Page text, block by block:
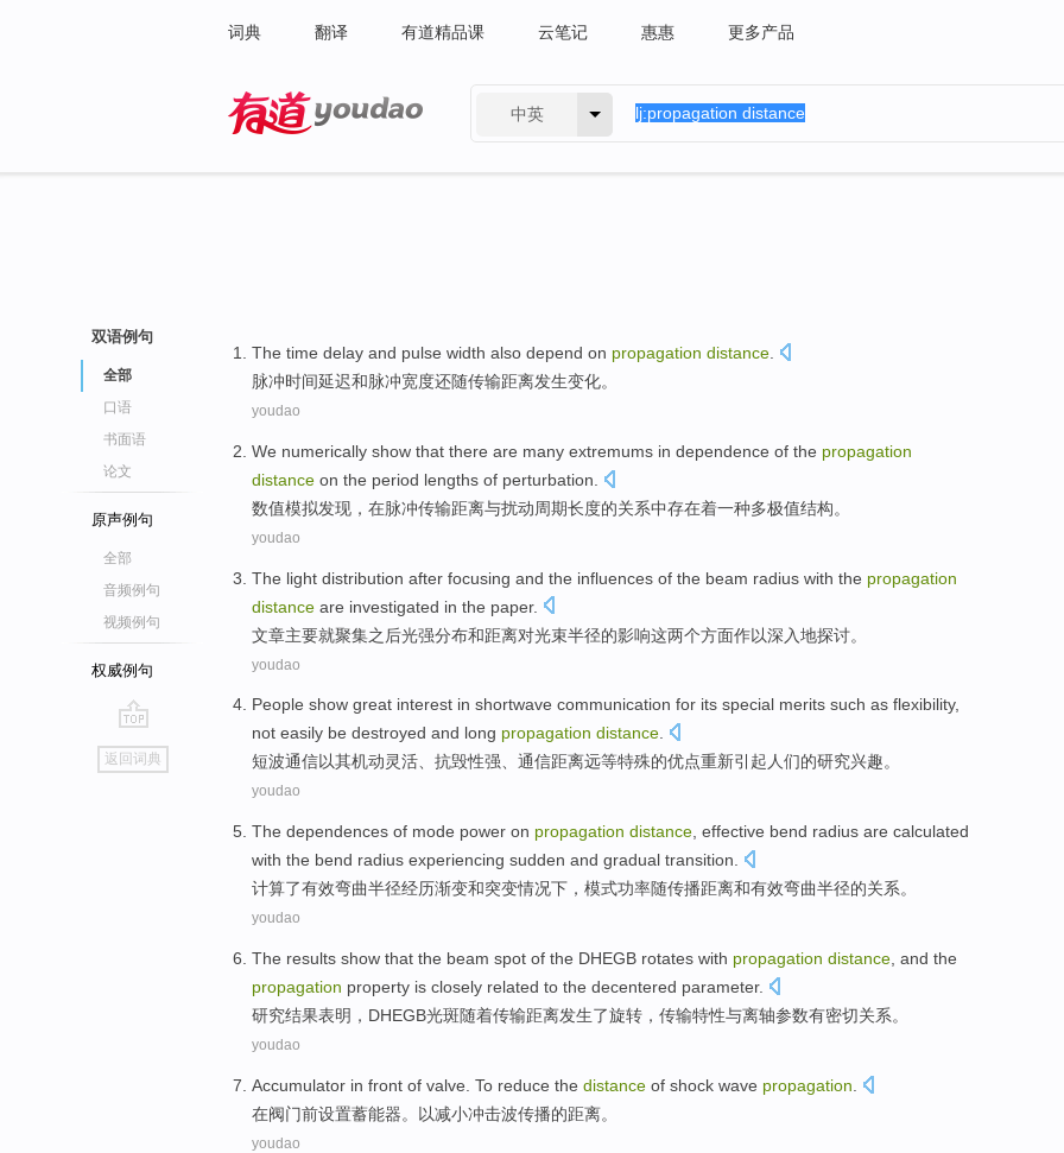
词典 翻译 有道精品课 云笔记 惠惠 更多产品
中英
双语例句
全部
口语
书面语
论文
原声例句
全部
音频例句
视频例句
权威例句
go
top
返回词典
The time delay and pulse width also depend on propagation distance
脉冲时间延迟和脉冲宽度还随传输距离发生变化。
youdao
We numerically show that there are many extremums in dependence of the propagation
distance on the period lengths of perturbation
数值模拟发现 ， 在脉冲传输距离与扰动周期长度的关系中存在着一种多极值结构。
youdao
The light distribution after focusing and the influences of the beam radius with the propagation
distance are investigated in the paper.
文章主要就聚集之后光强分布和距离对光束半径的影响这两个方面作以深入地探讨。
youdao
People show great interest in shortwave communication for its special merits such as flexibility,
not easily be destroyed and long propagation distance.
短波通信以其机动灵活、抗毁性强、通信距离远等特殊的优点重新引起人们的研究兴趣。
youdao
The dependences of mode power on propagation distance effective bend radius are calculated
with the bend radius experiencing sudden and gradual transition.
计算了有效弯曲半径经历渐变和突变情况下， 模式功率随传播距离和有效弯曲半径的关系。
youdao
The results show that the beam spot of the DHEGB rotates with propagation distance , and the
propagation property is closely related to the decentered parameter.
研究结果表明 ， DHEGB光斑随着传输距离发生了旋转 ， 传输特性与离轴参数有密切关系。
youdao
Accumulator in front of valve To reduce the distance of shock wave propagation
在阀门前设置蓄能器。 以减小冲击波传播的距离。
youdao